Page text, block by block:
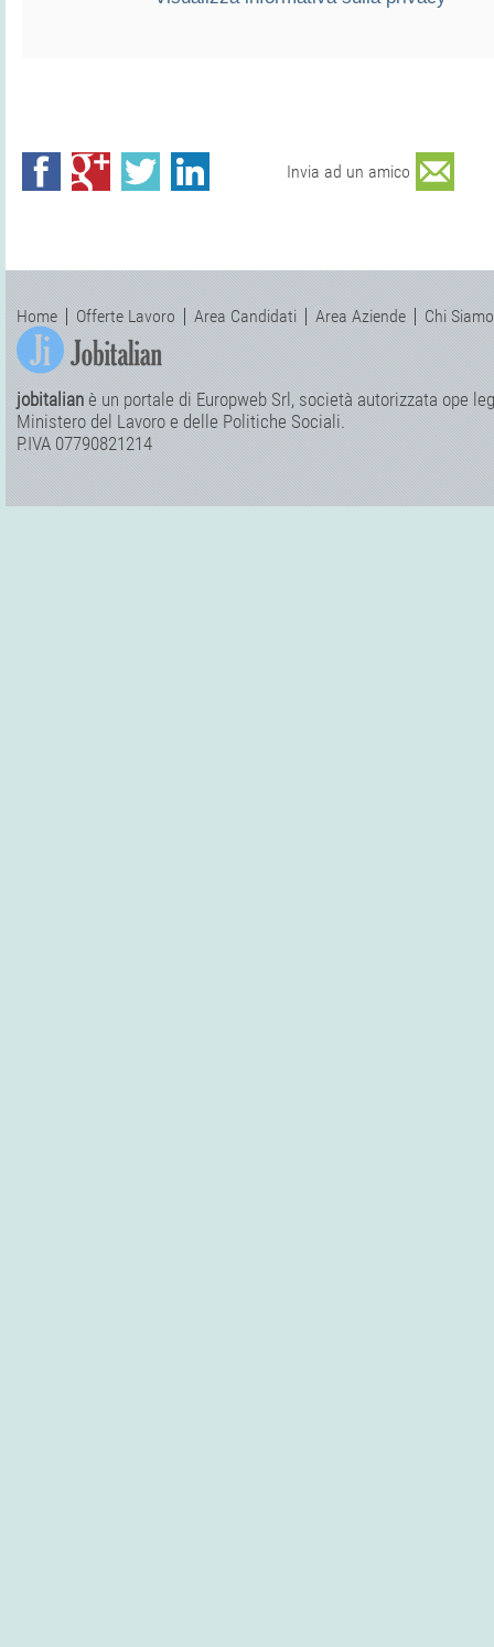
Invia ad un amico
Home Offerte Lavoro Area Candidati Area Aziende Chi Siamo
jobitalian è un portale di Europweb Srl, società autorizzata ope
Ministero del Lavoro e delle Politiche Sociali.
P.IVA 07790821214